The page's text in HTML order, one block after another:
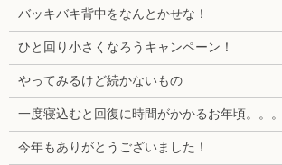
バッキバキ背中をなんとかせな！
ひと回り小さくなろうキャンペーン！
やってみるけど続かないもの
一度寝込むと回復に時間がかかるお年頃。。。
今年もありがとうございました！